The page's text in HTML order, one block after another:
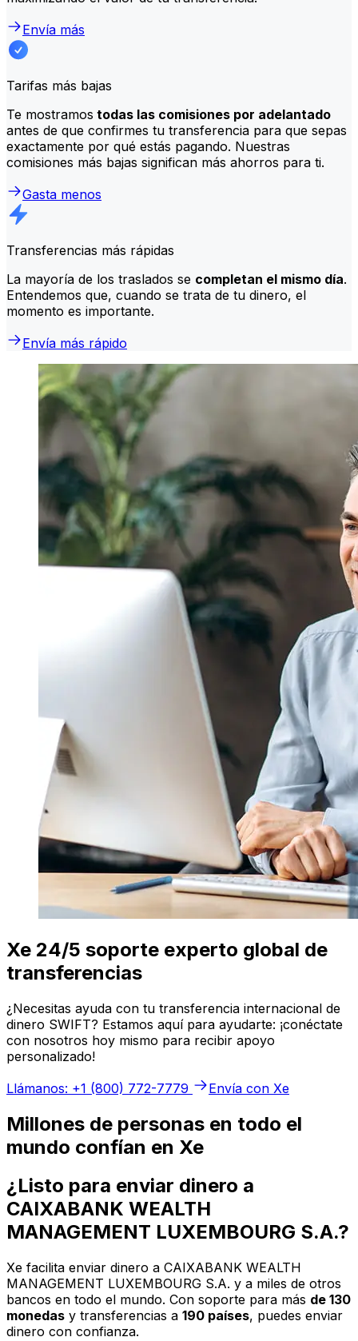
Envía más
Tarifas más bajas
Te mostramos todas las comisiones por adelantado
antes de que confirmes tu transferencia para que sepas
exactamente por qué estás pagando. Nuestras
comisiones más bajas significan más ahorros para ti.
Gasta menos
Transferencias más rápidas
La mayoría de los traslados se completan el mismo día.
Entendemos que, cuando se trata de tu dinero, el
momento es importante.
Envía más rápido
Xe 24/5 soporte experto global de
transferencias
¿Necesitas ayuda con tu transferencia internacional de
dinero SWIFT? Estamos aquí para ayudarte: ¡conéctate
con nosotros hoy mismo para recibir apoyo
personalizado!
Llámanos: +1 (800) 772-7779
Envía con Xe
Millones de personas en todo el
mundo confían en Xe
¿Listo para enviar dinero a
CAIXABANK WEALTH
MANAGEMENT LUXEMBOURG S.A.?
Xe facilita enviar dinero a CAIXABANK WEALTH
MANAGEMENT LUXEMBOURG S.A. y a miles de otros
bancos en todo el mundo. Con soporte para más de 130
monedas y transferencias a 190 países, puedes enviar
dinero con confianza.